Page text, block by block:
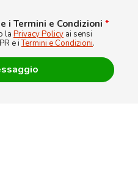
i Termini e Condizioni *
la Privacy Policy ai sensi
e iTermini e Condizioni.